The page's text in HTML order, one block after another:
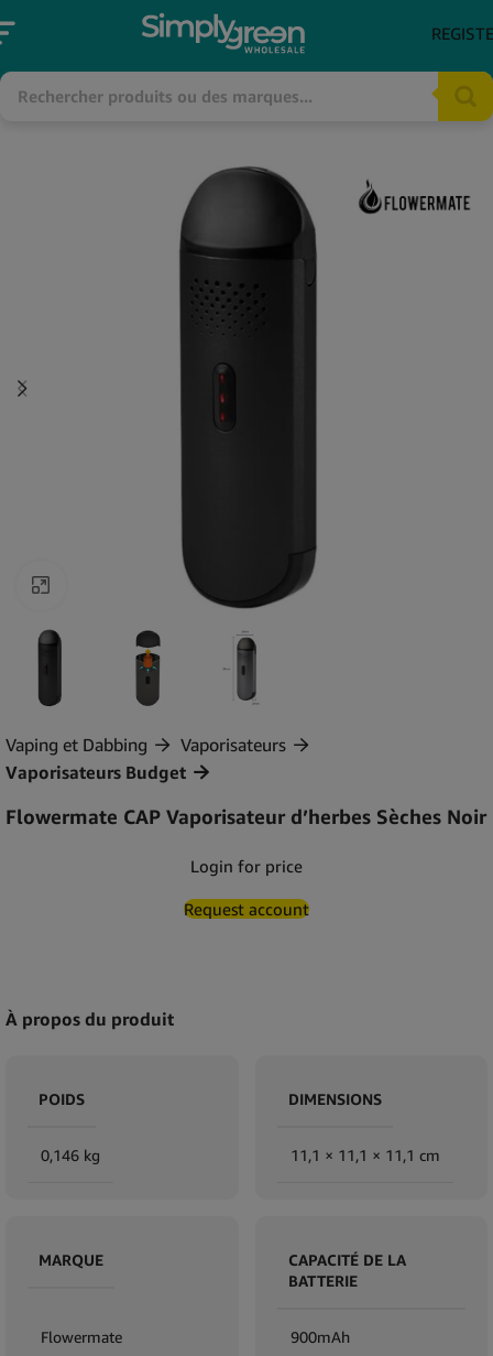
Vaping et Dabbing
Vaporisateurs
Vaporisateurs Budget
Flowermate CAP Vaporisateur d’herbes Sèches Noir
Login for price
Request account
À propos du produit
POIDS
0,146 kg
DIMENSIONS
11,1 × 11,1 × 11,1 cm
MARQUE
Flowermate
CAPACITÉ DE LA
BATTERIE
900mAh